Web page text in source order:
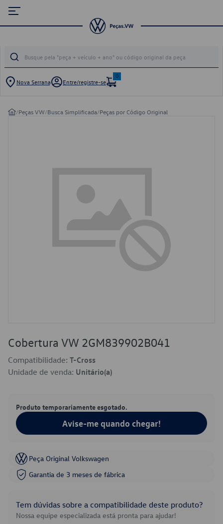
Nova Serrana Entre/registre-se
0
/Peças VW/Busca Simplificada/Peças por Código Original
Cobertura VW 2GM839902B041
Compatibilidade: T-Cross
Unidade de venda: Unitário(a)
Produto temporariamente esgotado.
Avise-me quando chegar!
Peça Original Volkswagen
Garantia de 3 meses de fábrica
Tem dúvidas sobre a compatibilidade deste produto?
Nossa equipe especializada está pronta para ajudar!